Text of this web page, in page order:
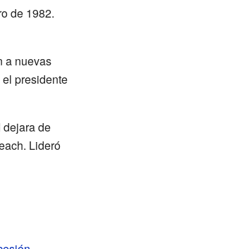
de 1982.
a nuevas
presidente
de
Lideró